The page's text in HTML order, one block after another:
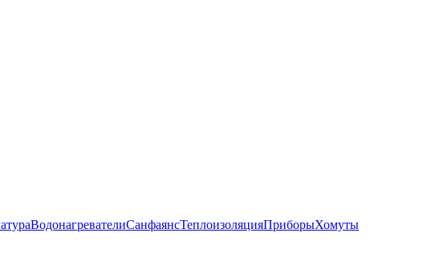
ВодонагревателиСанфаянсТеплоизоляцияПриборыХомуты